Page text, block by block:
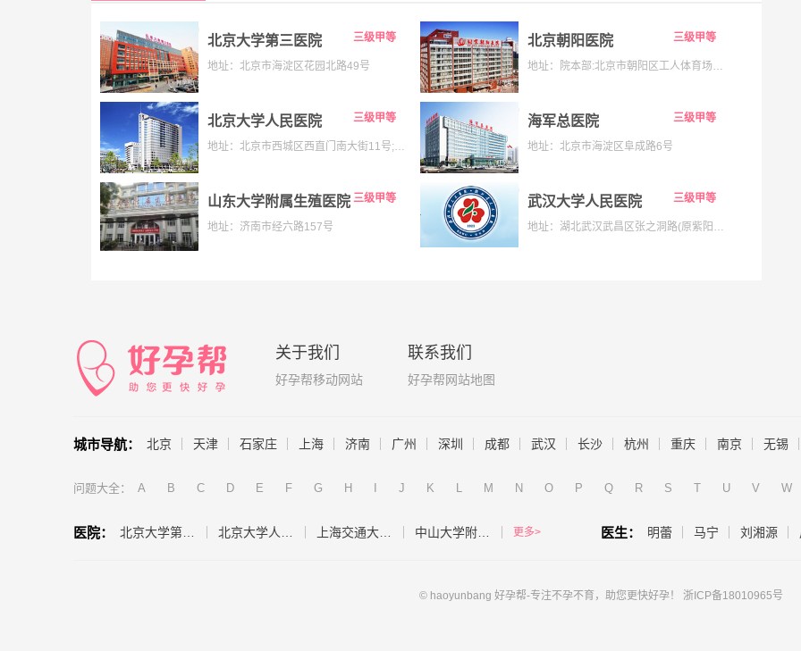
北京大学第三医院 三级甲等
地址：北京市海淀区花园北路49号
北京朝阳医院 三级甲等
地址：院本部:北京市朝阳区工人体育场南路8号;京西院区:石景山区京原路5号
北京大学人民医院 三级甲等
地址：北京市西城区西直门南大街11号;老院:西城区阜内大街133号;海淀院区：北京市海淀区昌平路南段36号
海军总医院 三级甲等
地址：北京市海淀区阜成路6号
山东大学附属生殖医院 三级甲等
地址：济南市经六路157号
武汉大学人民医院 三级甲等
地址：湖北武汉武昌区张之洞路(原紫阳路)99号解放路238号
关于我们
好孕帮移动网站
联系我们
好孕帮网站地图
城市导航： 北京 天津 石家庄 上海 济南 广州 深圳 成都 武汉 长沙 杭州 重庆 南京 无锡
问题大全： A B C D E F G H J K M N O P Q R S T U V W
医院： 更多> 医生： 明蕾 马宁 刘湘源
© haoyunbang 好孕帮-专注不孕不育，助您更快好孕！ 浙ICP备18010965号